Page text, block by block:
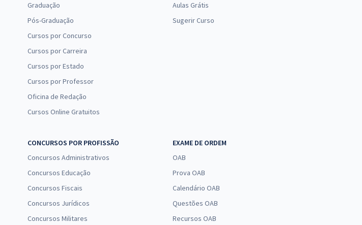
Graduação
Pós-Graduação
Cursos por Concurso
Cursos por Carreira
Cursos por Estado
Cursos por Professor
Oficina de Redação
Cursos Online Gratuitos
Aulas Grátis
Sugerir Curso
CONCURSOS POR PROFISSÃO
Concursos Administrativos
Concursos Educação
Concursos Fiscais
Concursos Jurídicos
Concursos Militares
EXAME DE ORDEM
OAB
Prova OAB
Calendário OAB
Questões OAB
Recursos OAB